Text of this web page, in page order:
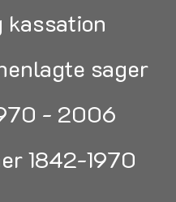
kassation
sager
- 2006
1842-1970